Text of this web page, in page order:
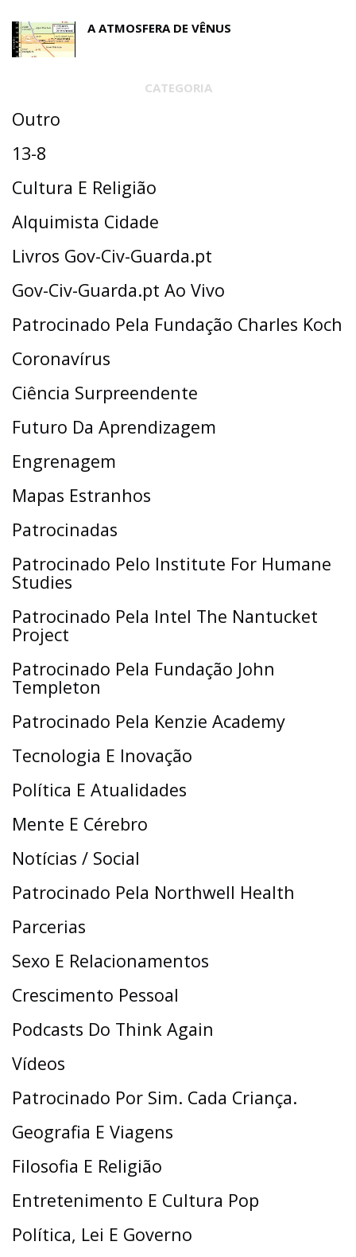
A ATMOSFERA DE VÊNUS
CATEGORIA
Outro
13-8
Cultura E Religião
Alquimista Cidade
Livros Gov-Civ-Guarda.pt
Gov-Civ-Guarda.pt Ao Vivo
Patrocinado Pela Fundação Charles Koch
Coronavírus
Ciência Surpreendente
Futuro Da Aprendizagem
Engrenagem
Mapas Estranhos
Patrocinadas
Patrocinado Pelo Institute For Humane
Studies
Patrocinado Pela Intel The Nantucket
Project
Patrocinado Pela Fundação John
Templeton
Patrocinado Pela Kenzie Academy
Tecnologia E Inovação
Política E Atualidades
Mente E Cérebro
Notícias / Social
Patrocinado Pela Northwell Health
Parcerias
Sexo E Relacionamentos
Crescimento Pessoal
Podcasts Do Think Again
Vídeos
Patrocinado Por Sim. Cada Criança.
Geografia E Viagens
Filosofia E Religião
Entretenimento E Cultura Pop
Política, Lei E Governo